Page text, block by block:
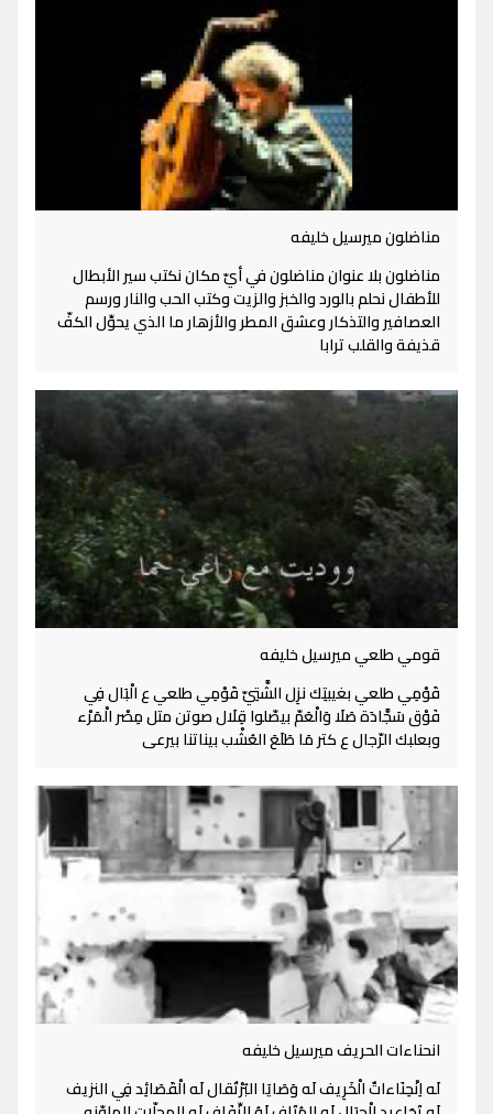
مناضلون ميرسيل خليفه
مناضلون بلا عنوان مناضلون في أيّ مكان نكتب سير الأبطال
للأطفال نحلم بالورد والخبز والزيت وكتب الحب والنار ورسم
العصافير والتذكار وعشق المطر والأزهار ما الذي يحوِّل الكفّ
قذيفة والقلب ترابا
قومي طلعي ميرسيل خليفه
قَوْمِي طلعي بغيبتِك نزِل الشَّتِيّ قَوْمِي طلعي ع الْبَال فِي
فَوْق سَجَّادَة صَلَا وَالْعَمّ بيصّلوا قِلَال صوتن متل مِصْر الْمَرْء
وبعلبك الرّجال ع كتر مَا طَلَعَ العُشْب بيناتنا بيرعى
انحناءات الحريف ميرسيل خليفه
لَه اِنْحِنَاءاتٌ الْخَرِيف لَه وَصَايَا البُرْتُقال لَه الْقَصَائِد فِي النزيف